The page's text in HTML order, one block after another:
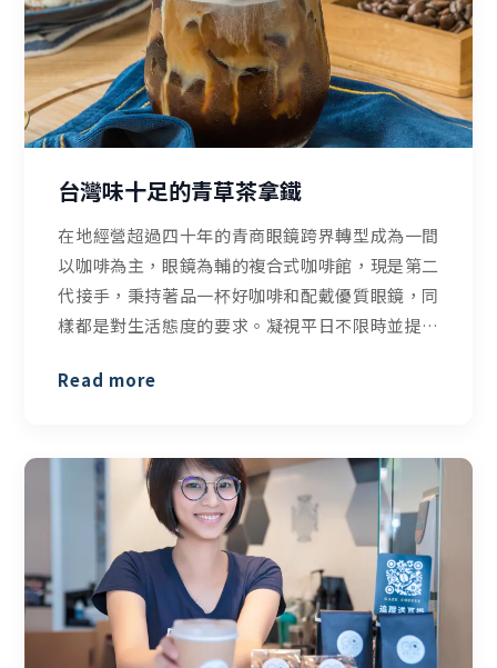
台灣味十足的青草茶拿鐵
在地經營超過四十年的青商眼鏡跨界轉型成為一間
以咖啡為主，眼鏡為輔的複合式咖啡館，現是第二
代接手，秉持著品一杯好咖啡和配戴優質眼鏡，同
樣都是對生活態度的要求。凝視平日不限時並提供
草茶拿鐵很有意思，不只創新還充滿台灣味，值得
Read more